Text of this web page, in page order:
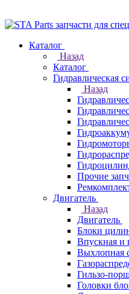
Каталог
Назад
Каталог
Гидравлическая
Назад
Прочие
Двигатель
Назад
Двигатель
Блоки
Впускная и
Выхлопная
Гильзо-
Головки